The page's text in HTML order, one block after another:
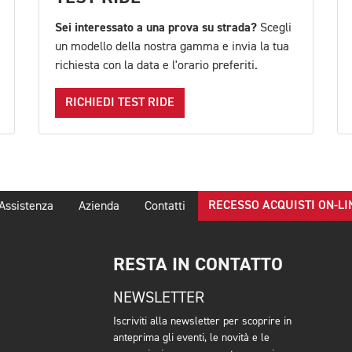
Sei interessato a una prova su strada? Scegli
un modello della nostra gamma e invia la tua
richiesta con la data e l'orario preferiti.
RICHIEDI TEST RIDE
Azienda Contatti RECESSO ACQUISTI ON-
RESTA IN CONTATTO
NEWSLETTER
Iscriviti alla newsletter per scoprire in
anteprima gli eventi, le novità e le